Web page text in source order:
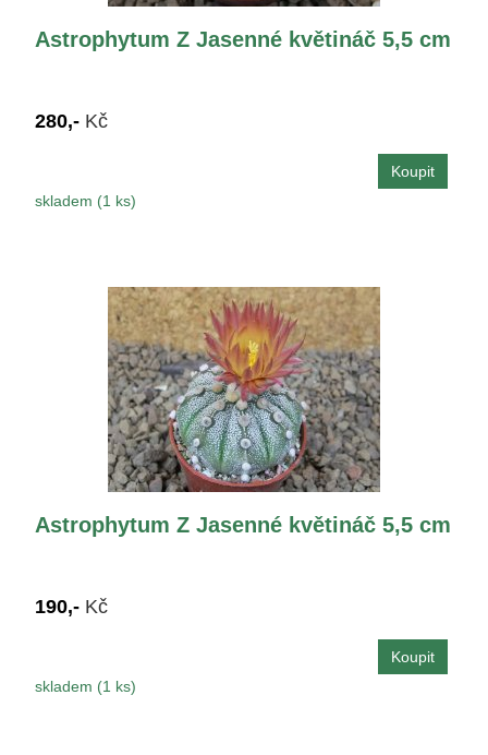
Astrophytum Z Jasenné květináč 5,5 cm
280,- Kč
skladem (1 ks)
Astrophytum Z Jasenné květináč 5,5 cm
190,- Kč
skladem (1 ks)